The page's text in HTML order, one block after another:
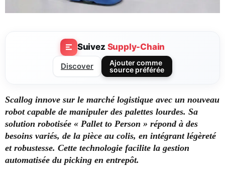
Suivez Supply-Chain
Discover
Ajouter comme
source préférée
Scallog innove sur le marché logistique avec un nouveau
robot capable de manipuler des palettes lourdes. Sa
solution robotisée « Pallet to Person » répond à des
besoins variés, de la pièce au colis, en intégrant légèreté
et robustesse. Cette technologie facilite la gestion
automatisée du picking en entrepôt.